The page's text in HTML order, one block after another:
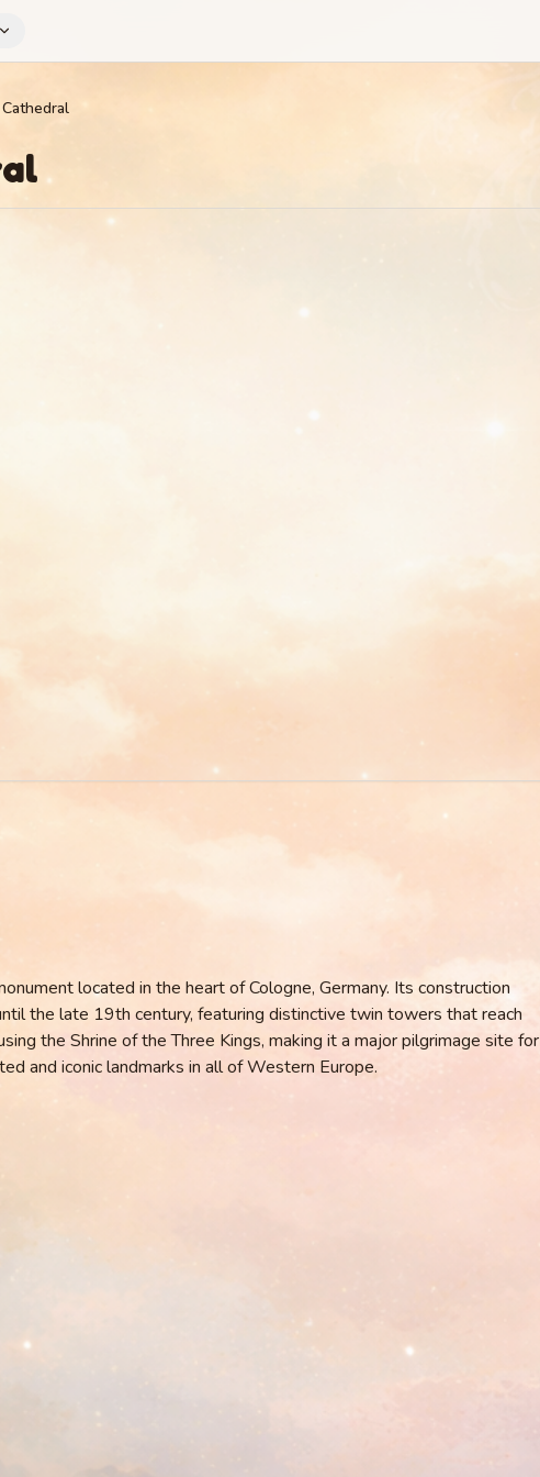
located in the heart of Cologne, Germany. Its construction
the late 19th century, featuring distinctive twin towers that reach
the Shrine of the Three Kings, making it a major pilgrimage site for
and iconic landmarks in all of Western Europe.